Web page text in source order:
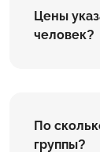
Цены
человек?
По
группы?